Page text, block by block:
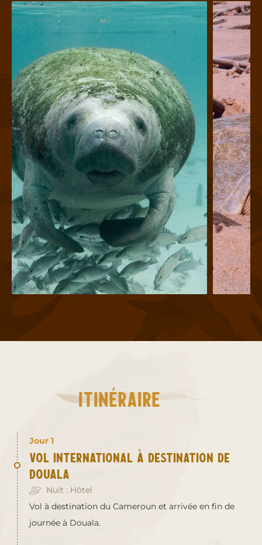
Itinéraire
Jour 1
Vol international à destination de
Douala
Nuit : Hôtel
Vol à destination du Cameroun et arrivée en fin de
journée à Douala.